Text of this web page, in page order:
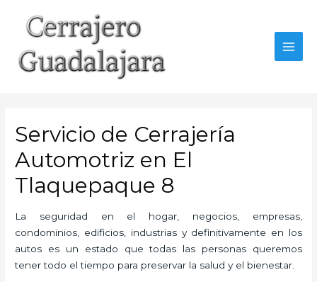
contenido
Servicio de Cerrajería
Automotriz en El
Tlaquepaque 8
La seguridad en el hogar, negocios, empresas,
condominios, edificios, industrias y definitivamente en los
autos es un estado que todas las personas queremos
tener todo el tiempo para preservar la salud y el bienestar.